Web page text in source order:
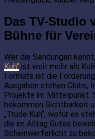
Das TV-Studio
Bühne für
Wer die Sendungen
Kuh“ ist weit mehr als
Formats ist die
Ausgaben stehen Clubs,
Projekte im Mittelpunkt.
bekommen Sichtbarkeit
„Trude Kuh“, wofür es
die im Alltag Gutes
Scheinwerferlicht zu